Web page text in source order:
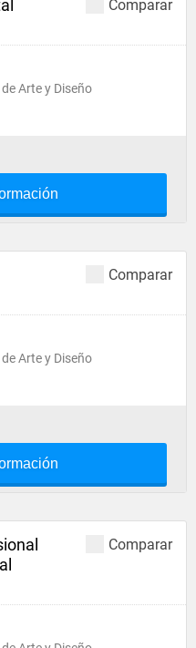
Comparar
Arte y Diseño
Comparar
Arte y Diseño
Comparar